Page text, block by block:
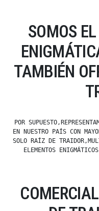
SOMOS
TAMBIÉN
POR
EN NUESTRO PAÍS CON
SOLO RAÍZ DE
ELEMENTOS